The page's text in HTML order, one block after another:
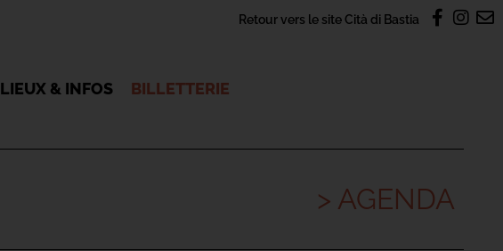
Retour vers le site Cità di Bastia
LIEUX & INFOS BILLETTERIE
> AGENDA